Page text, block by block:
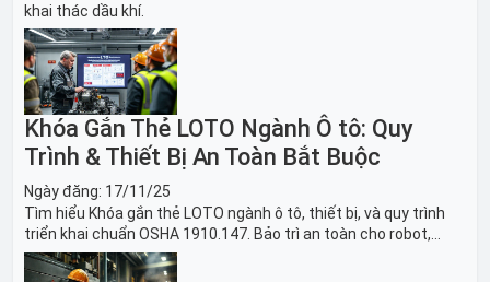
khai thác dầu khí.
Khóa Gắn Thẻ LOTO Ngành Ô tô: Quy
Trình & Thiết Bị An Toàn Bắt Buộc
Ngày đăng: 17/11/25
Tìm hiểu Khóa gắn thẻ LOTO ngành ô tô, thiết bị, và quy trình
triển khai chuẩn OSHA 1910.147. Bảo trì an toàn cho robot,
băng tải sản xuất ô tô và dây chuyền lắp ráp xe hơi.